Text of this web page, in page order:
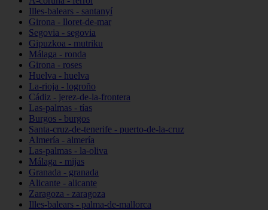
Illes-balears - santanyí
Girona - lloret-de-mar
Segovia - segovia
Gipuzkoa - mutriku
Málaga - ronda
Girona - roses
Huelva - huelva
La-rioja - logroño
Cádiz - jerez-de-la-frontera
Las-palmas - tías
Burgos - burgos
Santa-cruz-de-tenerife - puerto-de-la-cruz
Almería - almería
Las-palmas - la-oliva
Málaga - mijas
Granada - granada
Alicante - alicante
Zaragoza - zaragoza
Illes-balears - palma-de-mallorca